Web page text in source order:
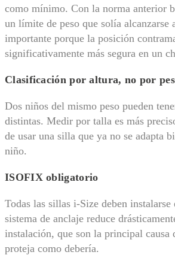
como mínimo. Con la norma anterior
un límite de peso que solía alcanzarse
importante porque la posición
significativamente más segura en un
Clasificación por altura, no por
Dos niños del mismo peso pueden
distintas. Medir por talla es más
de usar una silla que ya no se adapta
niño.
ISOFIX obligatorio
Todas las sillas i-Size deben
sistema de anclaje reduce
instalación, que son la principal causa
proteja como debería.